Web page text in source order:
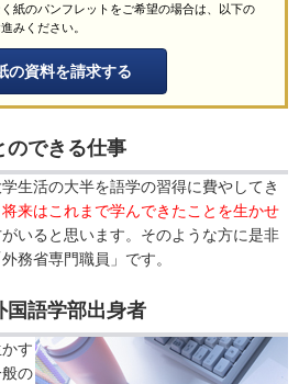
紙のパンフレットをご希望の場合は、以下の
みください。
の資料を請求する
のできる仕事
生活の大半を語学の習得に費やしてき
将来はこれまで学んできたことを生かせ
がいると思います。そのような方に是非
務省専門職員」です。
国語学部出身者
す
の